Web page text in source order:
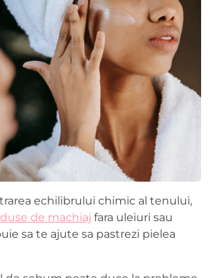
echilibrului chimic al tenului,
de machiaj fara uleiuri sau
sa te ajute sa pastrezi pielea